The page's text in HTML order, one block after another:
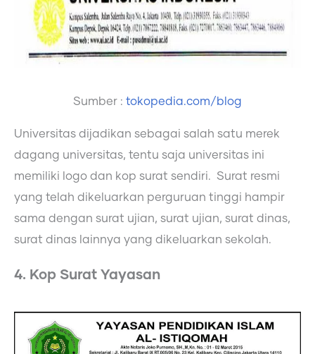
Sumber : tokopedia.com/blog
Universitas dijadikan sebagai salah satu merek
dagang universitas, tentu saja universitas ini
memiliki logo dan kop surat sendiri. Surat resmi
yang telah dikeluarkan perguruan tinggi hampir
sama dengan surat ujian, surat ujian, surat dinas,
surat dinas lainnya yang dikeluarkan sekolah.
4. Kop Surat Yayasan